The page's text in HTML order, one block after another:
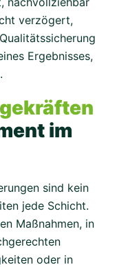
verzögert,
Ergebnisses,
im
sind kein
jede Schicht.
Maßnahmen, in
oder in